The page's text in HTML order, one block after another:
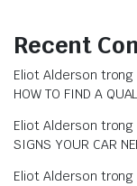
Recent
Eliot Alderson trong
HOW TO FIND A
Eliot Alderson trong
SIGNS YOUR CAR
Eliot Alderson trong